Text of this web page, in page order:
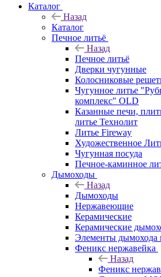
Каталог
Назад
Каталог
Печное литьё
Назад
Печное литьё
Дверки чугунные
Колосниковые
Чугунное литье
комплекс" OLD
Казанные печи,
литье Технолит
Литье Fireway
Художественное
Чугунная посуда
Печное-каминное
Дымоходы
Назад
Дымоходы
Нержавеющие
Керамические
Керамические
Элементы дымохода
Феникс нержавейка
Назад
Феникс